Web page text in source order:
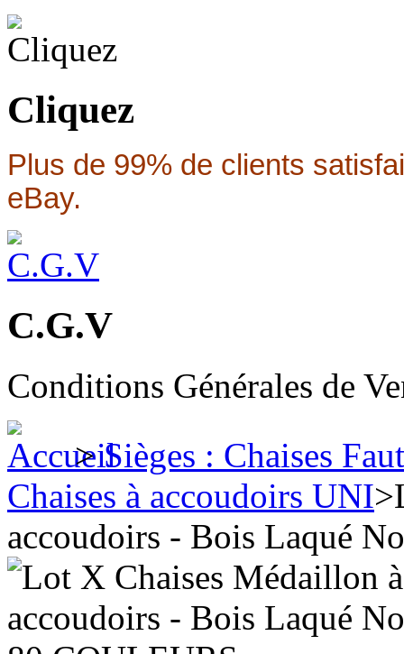
Cliquez
Plus de 99% de clients
eBay.
C.G.V
Conditions Générales de
> Sièges : Chaises
Chaises à accoudoirs UNI>
accoudoirs - Bois Laqué